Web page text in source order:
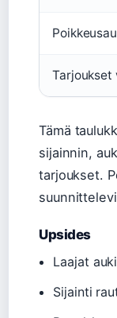
Tarjoukset
Tämä
sijainnin,
tarjoukset.
Upsides
Laajat
Sijainti